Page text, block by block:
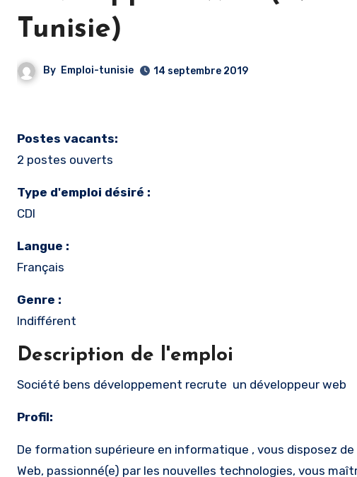
Tunisie)
By Emploi-tunisie 14 septembre 2019
Postes vacants:
2 postes ouverts
Type d'emploi désiré :
CDI
Langue :
Français
Genre :
Indifférent
Description de l'emploi
Société bens développement recrute un développeur web
Profil:
De formation supérieure en informatique , vous disposez
Web, passionné(e) par les nouvelles technologies, vous